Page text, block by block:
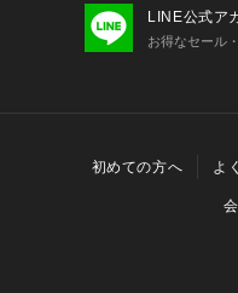
LINE公式ア
お得なセール
初めての方へ よ
特定商取引
Cookieおよび